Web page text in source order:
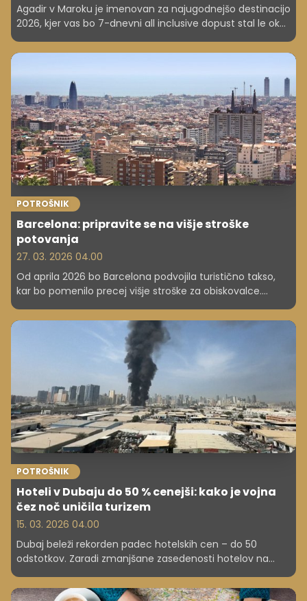
Agadir v Maroku je imenovan za najugodnejšo destinacijo
2026, kjer vas bo 7-dnevni all inclusive dopust stal le okoli
270 evrov, vključujoč namestitev in aktivnosti. A
potrebna je previdnost ...
POTROŠNIK
Barcelona: pripravite se na višje stroške
potovanja
27. 03. 2026 04.00
Od aprila 2026 bo Barcelona podvojila turistično takso,
kar bo pomenilo precej višje stroške za obiskovalce.
Novosti, kot so doplačila za hotele in apartmaje, in
napoved prepovedi kratkoročnega najema stanovanj do
leta 2028, spreminjajo izkušnjo potovanja.
POTROŠNIK
Hoteli v Dubaju do 50 % cenejši: kako je vojna
čez noč uničila turizem
15. 03. 2026 04.00
Dubaj beleži rekorden padec hotelskih cen – do 50
odstotkov. Zaradi zmanjšane zasedenosti hotelov na
komaj 20 odstotkov se ponujajo luksuzne sobe že za 80
evrov, skupaj z ekskluzivnimi paketi nastanitev.